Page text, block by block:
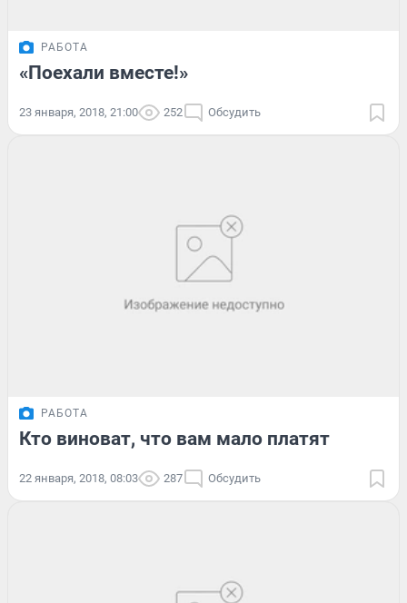
РАБОТА
«Поехали вместе!»
23 января, 2018, 21:00 252 Обсудить
РАБОТА
Кто виноват, что вам мало платят
22 января, 2018, 08:03 287 Обсудить